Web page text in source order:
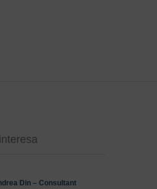
Din – Consultant